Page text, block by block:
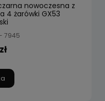
nowoczesna z
4 żarówki GX53
- 7945